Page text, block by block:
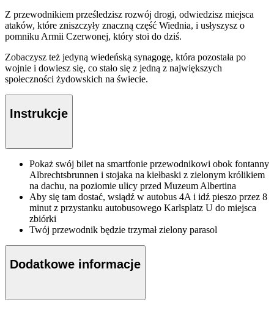
Z przewodnikiem prześledzisz rozwój drogi, odwiedzisz miejsca
ataków, które zniszczyły znaczną część Wiednia, i usłyszysz o
pomniku Armii Czerwonej, który stoi do dziś.
Zobaczysz też jedyną wiedeńską synagogę, która pozostała po
wojnie i dowiesz się, co stało się z jedną z największych
społeczności żydowskich na świecie.
Instrukcje
Pokaż swój bilet na smartfonie przewodnikowi obok fontanny
Albrechtsbrunnen i stojaka na kiełbaski z zielonym królikiem
na dachu, na poziomie ulicy przed Muzeum Albertina
Aby się tam dostać, wsiądź w autobus 4A i idź pieszo przez 8
minut z przystanku autobusowego Karlsplatz U do miejsca
zbiórki
Twój przewodnik będzie trzymał zielony parasol
Dodatkowe informacje